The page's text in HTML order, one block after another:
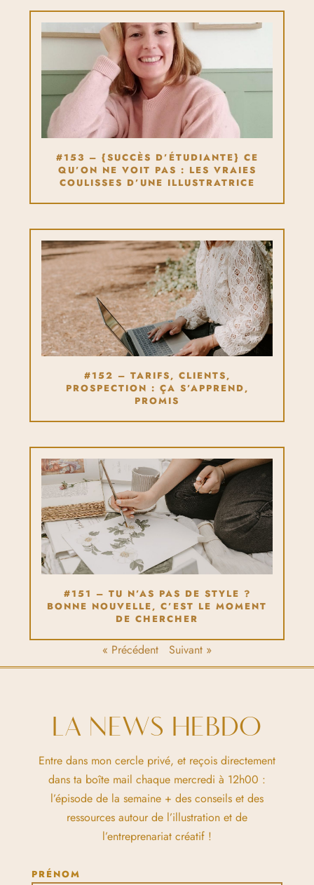
#153 – {SUCCÈS D’ÉTUDIANTE} CE
QU’ON NE VOIT PAS : LES VRAIES
COULISSES D’UNE ILLUSTRATRICE
#152 – TARIFS, CLIENTS,
PROSPECTION : ÇA S’APPREND,
PROMIS
#151 – TU N’AS PAS DE STYLE ?
BONNE NOUVELLE, C’EST LE MOMENT
DE CHERCHER
« Précédent Suivant »
LA NEWS HEBDO
Entre dans mon cercle privé, et reçois directement
dans ta boîte mail chaque mercredi à 12h00 :
l’épisode de la semaine + des conseils et des
ressources autour de l’illustration et de
l’entreprenariat créatif !
PRÉNOM